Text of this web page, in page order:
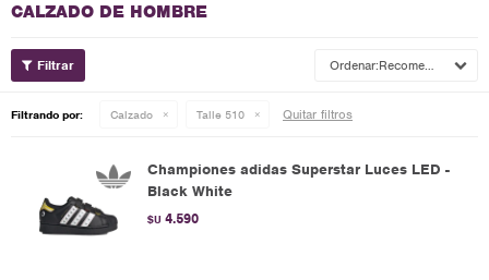
CALZADO DE HOMBRE
Recomendados
Filtrando por: Calzado Talle 510 Quitar filtros
Championes adidas Superstar Luces LED -
Black White
$U 4.590